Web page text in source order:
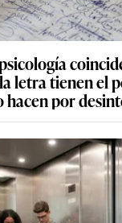
letra tienen el
hacen por